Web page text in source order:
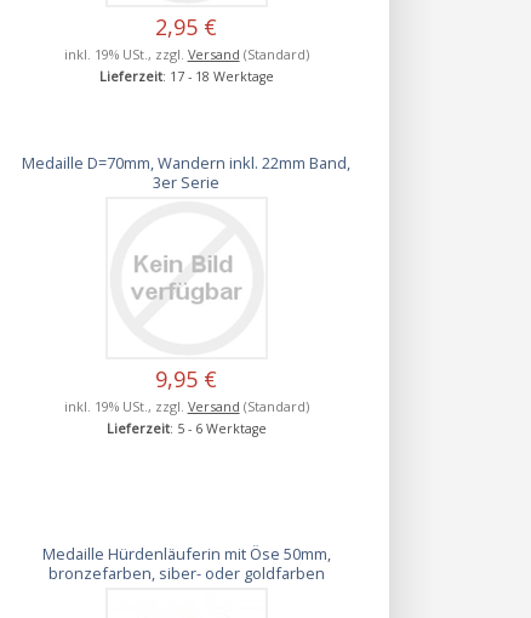
2,95 €
inkl. 19% USt., zzgl. Versand (Standard)
Lieferzeit: 17 - 18 Werktage
Medaille D=70mm, Wandern inkl. 22mm Band,
3er Serie
9,95 €
inkl. 19% USt., zzgl. Versand (Standard)
Lieferzeit: 5 - 6 Werktage
Medaille Hürdenläuferin mit Öse 50mm,
bronzefarben, siber- oder goldfarben